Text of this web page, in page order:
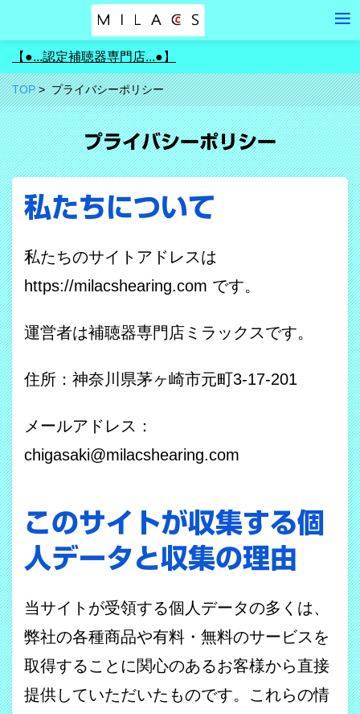
【●...認定補聴器専門店...●】
TOP プライバシーポリシー
プライバシーポリシー
私たちについて
私たちのサイトアドレスは
https://milacshearing.com です。
運営者は補聴器専門店ミラックスです。
住所：神奈川県茅ヶ崎市元町3-17-201
メールアドレス：
chigasaki@milacshearing.com
このサイトが収集する個
人データと収集の理由
当サイトが受領する個人データの多くは、
弊社の各種商品や有料・無料のサービスを
取得することに関心のあるお客様から直接
提供していただいたものです。これらの情